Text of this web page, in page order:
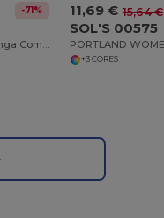
-71% 11,69 € 15,64 €
SOL'S 00575
+3 CORES